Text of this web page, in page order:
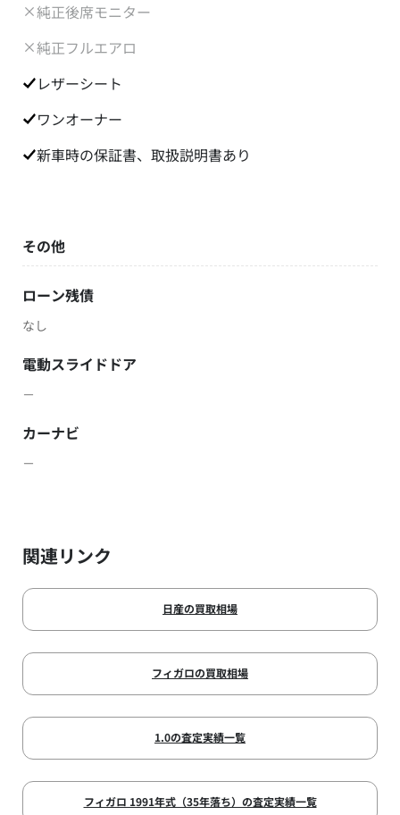
純正後席モニター
純正フルエアロ
レザーシート
ワンオーナー
新車時の保証書、取扱説明書あり
その他
ローン残債
なし
電動スライドドア
－
カーナビ
－
関連リンク
日産の買取相場
フィガロの買取相場
1.0の査定実績一覧
フィガロ 1991年式（35年落ち）の査定実績一覧